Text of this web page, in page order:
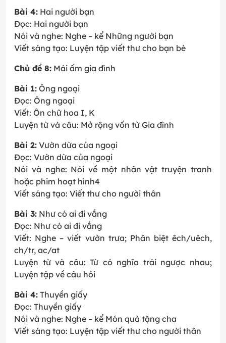
Bài 4: Hai người bạn
Đọc: Hai người bạn
Nói và nghe: Nghe – kể Những người bạn
Viết sáng tạo: Luyện tập viết thư cho bạn bè
Chủ đề 8: Mái ấm gia đình
Bài 1: Ông ngoại
Đọc: Ông ngoại
Viết: Ôn chữ hoa I, K
Luyện từ và câu: Mở rộng vốn từ Gia đình
Bài 2: Vườn dừa của ngoại
Đọc: Vườn dừa của ngoại
Nói và nghe: Nói về một nhân vật truyện tranh
hoặc phim hoạt hình4
Viết sáng tạo: Viết thư cho người thân
Bài 3: Như có ai đi vắng
Đọc: Như có ai đi vắng
Viết: Nghe – viết vườn trưa; Phân biệt êch/uêch,
ch/tr, ac/at
Luyện từ và câu: Từ có nghĩa trái ngược nhau;
Luyện tập về câu hỏi
Bài 4: Thuyền giấy
Đọc: Thuyền giấy
Nói và nghe: Nghe – kể Món quà tặng cha
Viết sáng tạo: Luyện tập viết thư cho người thân